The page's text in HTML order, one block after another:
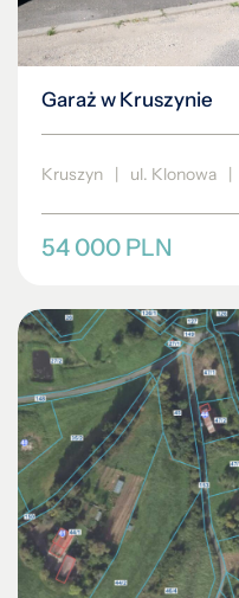
Garaż w Kruszynie
Kruszyn ul. Klonowa
54 000 PLN